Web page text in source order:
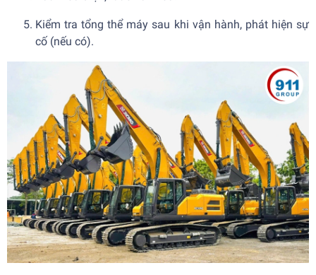
Kiểm tra tổng thể máy sau khi vận hành, phát hiện sự
cố (nếu có).